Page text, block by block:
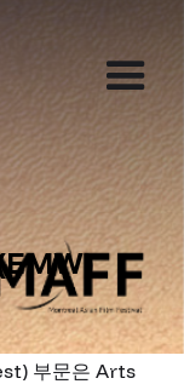
부문은 Arts